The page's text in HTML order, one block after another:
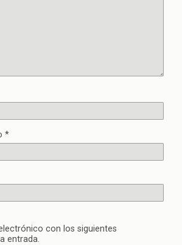
*
con los siguientes
entrada.